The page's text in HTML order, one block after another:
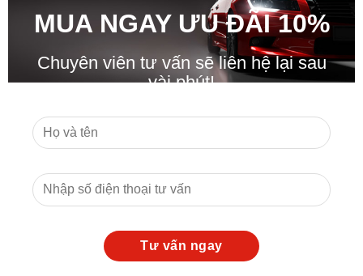
MUA NGAY ƯU ĐÃI10%
Chuyên viên tư vấn sẽ liên hệ lại sau
vài phút!